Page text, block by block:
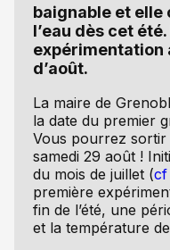
baignable et elle
l’eau dès cet
expérimentation
d’août.
La maire de
la date du premier
Vous pourrez sortir
samedi 29 août !
du mois de juillet (cf
première
fin de l’été, une
et la température